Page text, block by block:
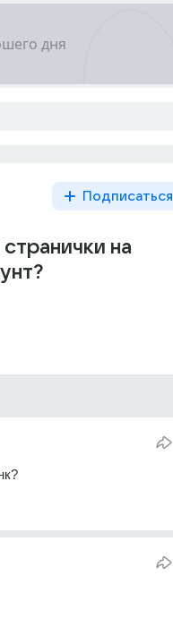
Подписаться
на